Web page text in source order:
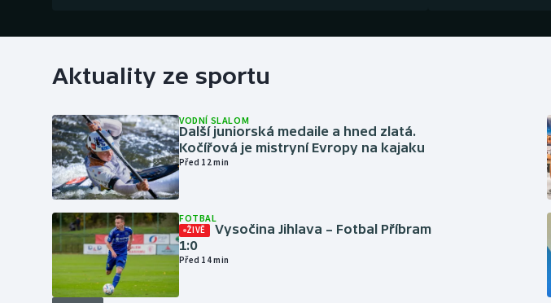
Aktuality ze sportu
VODNÍ SLALOM
Další juniorská medaile a hned zlatá.
Kočířová je mistryní Evropy na kajaku
Před 12 min
FOTBAL
ŽIVĚ
Vysočina Jihlava – Fotbal Příbram
1:0
Před 14 min